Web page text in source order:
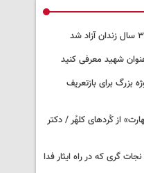
شهید معرفی کنید
بزرگ‌ برای بازتعریف
از کُردهای کلهُر / دکتر
گری که در راه ایثار فدا